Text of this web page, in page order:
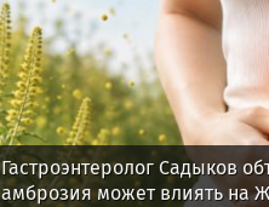
Гастроэнтеролог Садыков
амброзия может влиять на